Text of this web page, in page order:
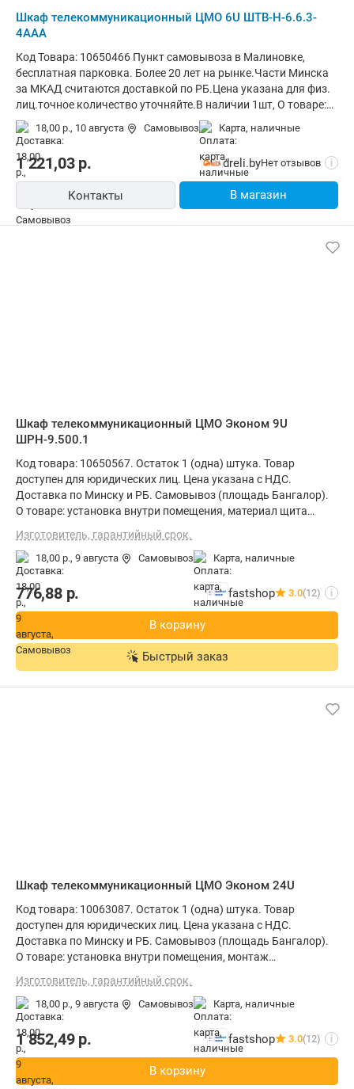
Шкаф телекоммуникационный ЦМО 6U ШТВ-Н-6.6.3-
4ААА
Код Товара: 10650466 Пункт самовывоза в Малиновке,
бесплатная парковка. Более 20 лет на рынке.Части Минска
за МКАД считаются доставкой по РБ.Цена указана для физ.
лиц.точное количество уточняйте.В наличии 1шт, О товаре:
установка вне помещения, материал щита (ящика): металл,
ВхШхГ: 45x62x33 см
18,00 р., 10 августа Самовывоз карта, наличные
1 221,03р. dreli.byНет отзывов i
Контакты В магазин
Шкаф телекоммуникационный ЦМО Эконом 9U
ШРН-9.500.1
Код товара: 10650567. Остаток 1 (одна) штука. Товар
доступен для юридических лиц. Цена указана с НДС.
Доставка по Минску и РБ. Самовывоз (площадь Бангалор).
О товаре: установка внутри помещения, материал щита
Изготовитель, гарантийный срок.
18,00 р., 9 августа Самовывоз карта, наличные
776,88р. fastshop 3.0(12) i
В корзину
Быстрый заказ
Шкаф телекоммуникационный ЦМО Эконом 24U
Код товара: 10063087. Остаток 1 (одна) штука. Товар
доступен для юридических лиц. Цена указана с НДС.
Доставка по Минску и РБ. Самовывоз (площадь Бангалор).
О товаре: установка внутри помещения, монтаж
Изготовитель, гарантийный срок.
18,00 р., 9 августа Самовывоз карта, наличные
1 852,49р. fastshop 3.0(12) i
В корзину